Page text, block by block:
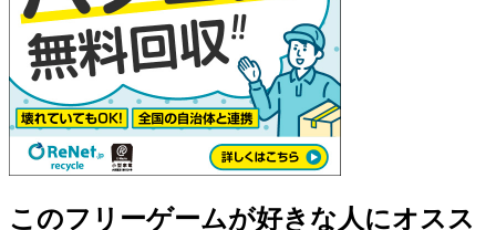
このフリーゲームが好きな人にオスス